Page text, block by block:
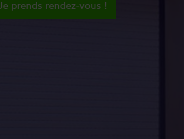
Je prends rendez-vous !